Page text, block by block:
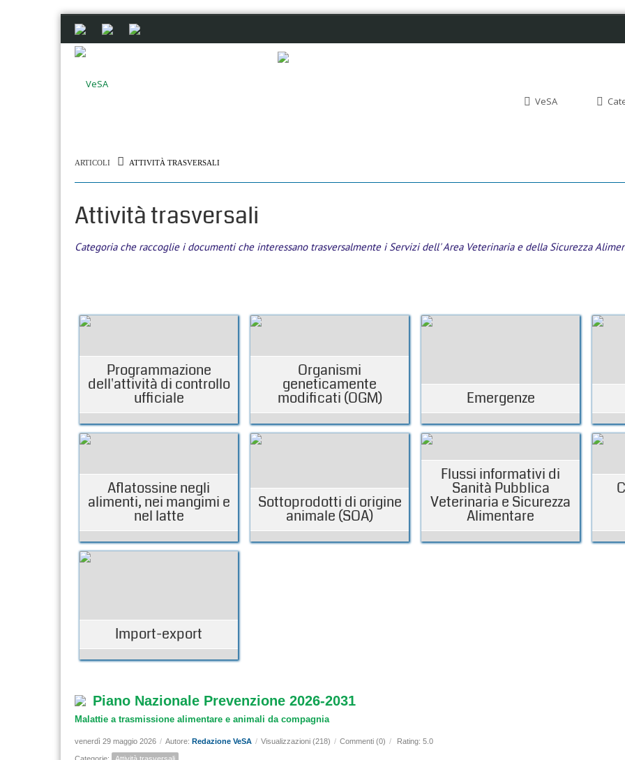
VeSA
ARTICOLI ATTIVITÀ TRASVERSALI
Attività trasversali
Categoria che raccoglie i documenti che interessano trasversalmente i Servizi dell' Area Veterinaria e della Sicurezza
Programmazione
dell'attività di controllo
ufficiale
Organismi
geneticamente
modificati (OGM) Emergenze
Aflatossine negli
alimenti, nei mangimi e
nel latte
Sottoprodotti di origine
animale (SOA)
Flussi informativi di
Sanità Pubblica
Veterinaria e Sicurezza
Alimentare
Import-export
Piano Nazionale Prevenzione 2026-2031
Malattie a trasmissione alimentare e animali da compagnia
venerdì 29 maggio 2026 / Autore: Redazione VeSA / Visualizzazioni (218) / Commenti (0) / Rating: 5.0